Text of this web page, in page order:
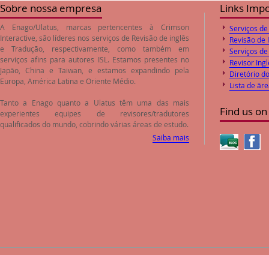
Sobre nossa empresa
A Enago/Ulatus, marcas pertencentes à Crimson
Interactive, são líderes nos serviços de Revisão de inglês
e Tradução, respectivamente, como também em
serviços afins para autores ISL. Estamos presentes no
Japão, China e Taiwan, e estamos expandindo pela
Europa, América Latina e Oriente Médio.
Tanto a Enago quanto a Ulatus têm uma das mais
experientes equipes de revisores/tradutores
qualificados do mundo, cobrindo várias áreas de estudo.
Saiba mais
Links
Serviços
Revisão de
Serviços
Revisor
Diretório
Lista de
Find us on